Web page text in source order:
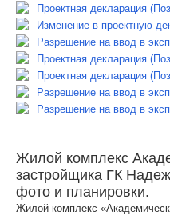
Проектная декларация
Изменение в проектную
Разрешение на ввод в
Проектная декларация
Проектная декларация
Разрешение на ввод в
Разрешение на ввод в
Жилой комплекс
застройщика ГК
фото и планировки.
Жилой комплекс